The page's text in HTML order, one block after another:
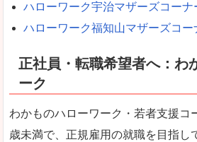
ハローワーク宇治マザーズコーナ
ハローワーク福知山マザーズコー
正社員・転職希望者へ：わ
ーク
わかものハローワーク・若者支援コ
歳未満で、正規雇用の就職を目指し